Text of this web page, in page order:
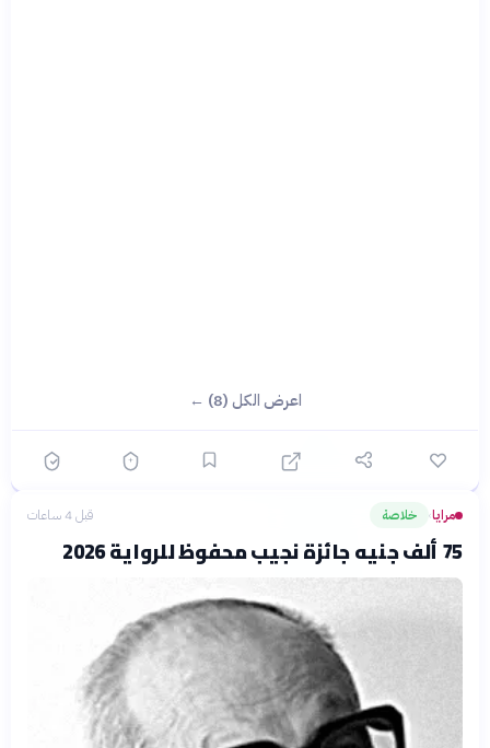
اعرض الكل (8) ←
مرايا› خلاصة قبل 4 ساعات
75 ألف جنيه جائزة نجيب محفوظ للرواية 2026